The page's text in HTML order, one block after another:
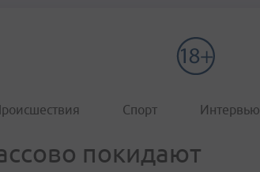
Спорт Интервью
покидают